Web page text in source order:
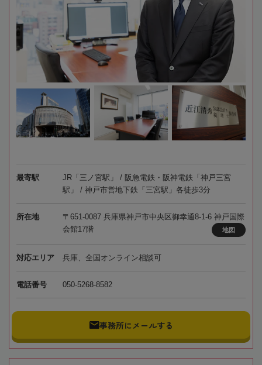
最寄駅
JR「三ノ宮駅」 / 阪急電鉄・阪神電鉄「神戸三宮
駅」 / 神戸市営地下鉄「三宮駅」各徒歩3分
所在地
〒651-0087 兵庫県神戸市中央区御幸通8-1-6 神戸国際
会館17階
地図
対応エリア 兵庫、全国オンライン相談可
電話番号 050-5268-8582
事務所にメールする